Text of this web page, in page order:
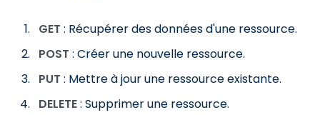
GET : Récupérer des données d'une ressource.
POST : Créer une nouvelle ressource.
PUT : Mettre à jour une ressource existante.
DELETE: Supprimer une ressource.